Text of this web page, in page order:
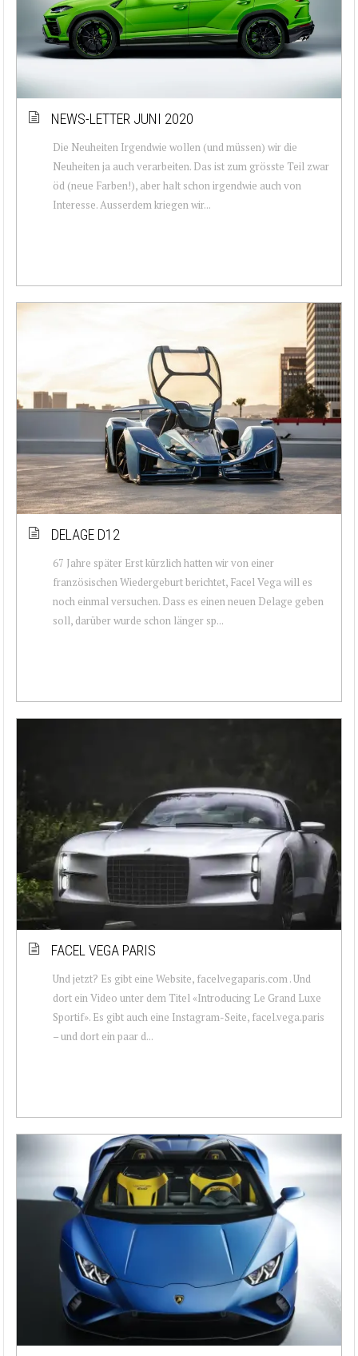
NEWS-LETTER JUNI 2020
Die Neuheiten Irgendwie wollen (und müssen) wir die
Neuheiten ja auch verarbeiten. Das ist zum grösste Teil zwar
öd (neue Farben!), aber halt schon irgendwie auch von
Interesse. Ausserdem kriegen wir...
DELAGE D12
67 Jahre später Erst kürzlich hatten wir von einer
französischen Wiedergeburt berichtet, Facel Vega will es
noch einmal versuchen. Dass es einen neuen Delage geben
soll, darüber wurde schon länger sp...
FACEL VEGA PARIS
Und jetzt? Es gibt eine Website, facelvegaparis.com . Und
dort ein Video unter dem Titel «Introducing Le Grand Luxe
Sportif». Es gibt auch eine Instagram-Seite, facel.vega.paris
– und dort ein paar d...